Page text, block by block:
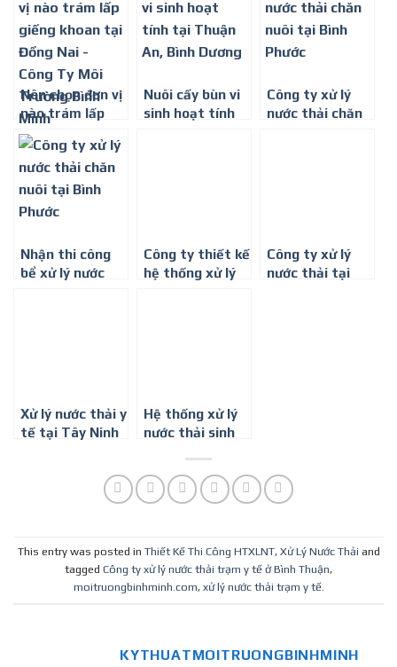
Ty Môi Trường
Bình Minh
Ty Môi Trường
Bình Minh
Nên chọn đơn vị
nào trám lấp
giếng khoan tại
Đồng Nai – Công
Ty Môi Trường
Bình Minh
Nuôi cấy bùn vi
sinh hoạt tính
Công ty xử lý
nước thải chăn
Nhận thi công
bể xử lý nước
Công ty thiết kế
hệ thống xử lý
Công ty xử lý
nước thải tại
Xử lý nước thải y
tế tại Tây Ninh
Hệ thống xử lý
nước thải sinh
An
This entry was posted in Thiết Kế Thi Công HTXLNT, Xử Lý Nước Thải and
tagged Công ty xử lý nước thải trạm y tế ở Bình Thuận,
moitruongbinhminh.com, xử lý nước thải trạm y tế.
KYTHUATMOITRUONGBINHMINH